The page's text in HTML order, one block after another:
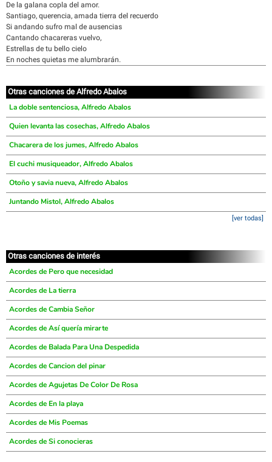
De la galana copla del amor.
Santiago, querencia, amada tierra del recuerdo
Si andando sufro mal de ausencias
Cantando chacareras vuelvo,
Estrellas de tu bello cielo
En noches quietas me alumbrarán.
Otras canciones de Alfredo Abalos
La doble sentenciosa, Alfredo Abalos
Quien levanta las cosechas, Alfredo Abalos
Chacarera de los jumes, Alfredo Abalos
El cuchi musiqueador, Alfredo Abalos
Otoño y savia nueva, Alfredo Abalos
Juntando Mistol, Alfredo Abalos
[ver todas]
Otras canciones de interés
Acordes de Pero que necesidad
Acordes de La tierra
Acordes de Cambia Señor
Acordes de Así quería mirarte
Acordes de Balada Para Una Despedida
Acordes de Cancion del pinar
Acordes de Agujetas De Color De Rosa
Acordes de En la playa
Acordes de Mis Poemas
Acordes de Si conocieras